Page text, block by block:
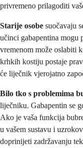
privremeno prilagoditi
Starije osobe suočavaju
učinci gabapentina mogu
vremenom može oslabiti
krhkih kostiju postaje
će liječnik vjerojatno
Bilo tko s problemima
liječniku. Gabapentin se
Ako je vaša funkcija
u vašem sustavu i
doprinijeti zadržavanju